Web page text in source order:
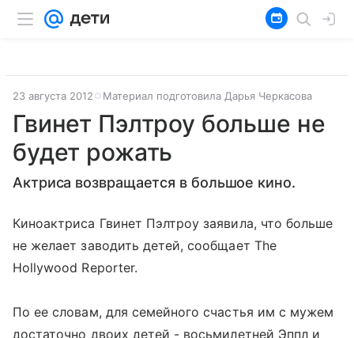
23 августа 2012 Материал подготовила Дарья Черкасова
Гвинет Пэлтроу больше не
будет рожать
Актриса возвращается в большое кино.
Киноактриса Гвинет Пэлтроу заявила, что больше
не желает заводить детей, сообщает The
Hollywood Reporter.
По ее словам, для семейного счастья им с мужем
достаточно двоих детей - восьмилетней Эппл и